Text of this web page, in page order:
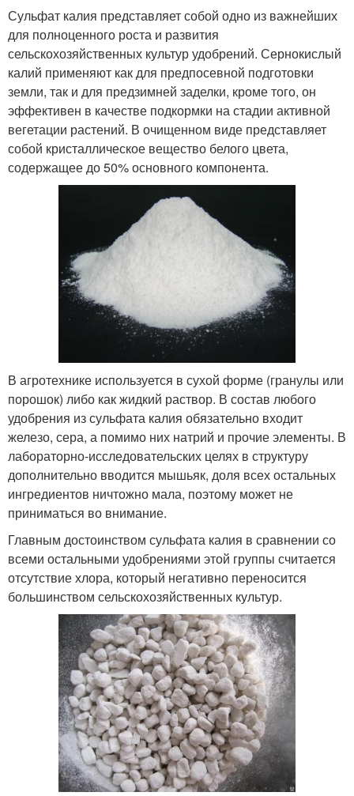
Сульфат калия представляет собой одно из важнейших
для полноценного роста и развития
сельскохозяйственных культур удобрений. Сернокислый
калий применяют как для предпосевной подготовки
земли, так и для предзимней заделки, кроме того, он
эффективен в качестве подкормки на стадии активной
вегетации растений. В очищенном виде представляет
собой кристаллическое вещество белого цвета,
содержащее до 50% основного компонента.
В агротехнике используется в сухой форме (гранулы или
порошок) либо как жидкий раствор. В состав любого
удобрения из сульфата калия обязательно входит
железо, сера, а помимо них натрий и прочие элементы. В
лабораторно-исследовательских целях в структуру
дополнительно вводится мышьяк, доля всех остальных
ингредиентов ничтожно мала, поэтому может не
приниматься во внимание.
Главным достоинством сульфата калия в сравнении со
всеми остальными удобрениями этой группы считается
отсутствие хлора, который негативно переносится
большинством сельскохозяйственных культур.